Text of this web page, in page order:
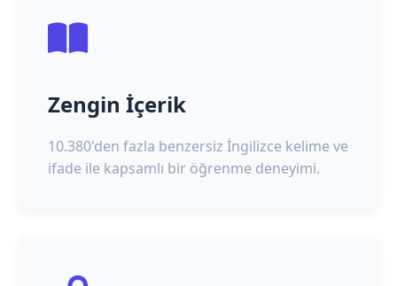
Zengin İçerik
10.380'den fazla benzersiz İngilizce kelime ve
ifade ile kapsamlı bir öğrenme deneyimi.